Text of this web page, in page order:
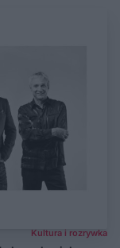
Kultura i rozrywka